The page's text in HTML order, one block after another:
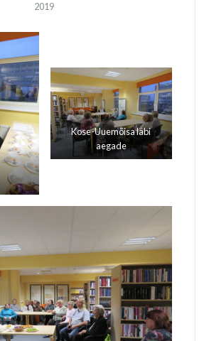
2019
Kose-Uuemõisa läbi
aegade